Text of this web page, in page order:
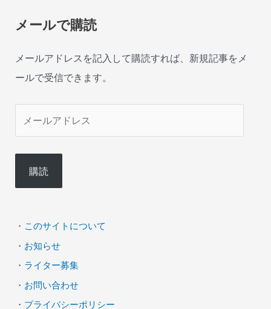
メールで購読
メールアドレスを記入して購読すれば、新規記事をメ
ールで受信できます。
ル
ド
ス
購読
・ このサイトについて
・ お知らせ
・ ライター募集
・ お問い合わせ
・ プライバシーポリシー